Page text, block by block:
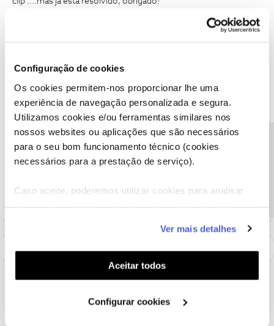
Configuração de cookies
Os cookies permitem-nos proporcionar lhe uma
experiência de navegação personalizada e segura.
Utilizamos cookies e/ou ferramentas similares nos
nossos websites ou aplicações que são necessários
para o seu bom funcionamento técnico (cookies
necessários para a prestação de serviço).
Caso aceite, poderemos utilizar cookies para analisar
funcionalidades (cookies de personalização e
funcionalidade) e adaptar anúncios aos seus interesses
(cookies de publicidade personalizada). Pode gerir a
utilização dos cookies clicando em "Configurar
Ver mais detalhes
Aceitar todos
Configurar cookies
A AHCA Forum|Forum|7 years ago
nos contactos via area do cliente, gerir meus serviços, tem
possibilidade de enviar mail e anexos ... só que dá sempre ERRO
quando se faz ENVIAR!!!!! a NOS sabe disto e não corrige para
evitar que os clientes ponham suas reclamações por escrito ... só